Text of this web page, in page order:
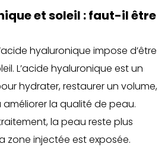
et soleil : faut-il être
hyaluronique impose d’être
L’acide hyaluronique est un
hydrater, restaurer un volume,
la qualité de peau.
la peau reste plus
zone injectée est exposée.